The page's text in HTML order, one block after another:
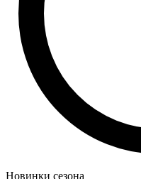
Новинки сезона